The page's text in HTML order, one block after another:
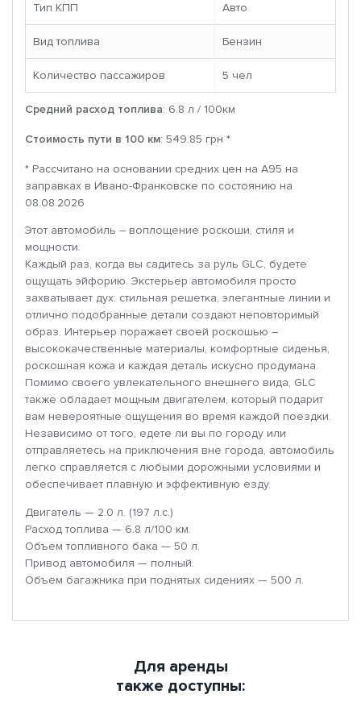
Тип КПП Авто
Вид топлива Бензин
Количество пассажиров 5 чел
Средний расход топлива: 6.8 л / 100км
Стоимость пути в 100 км: 549.85 грн *
* Рассчитано на основании средних цен на A95 на
заправках в Ивано-Франковске по состоянию на
08.08.2026
Этот автомобиль – воплощение роскоши, стиля и
мощности.
Каждый раз, когда вы садитесь за руль GLC, будете
ощущать эйфорию. Экстерьер автомобиля просто
захватывает дух: стильная решетка, элегантные линии и
отлично подобранные детали создают неповторимый
образ. Интерьер поражает своей роскошью –
высококачественные материалы, комфортные сиденья,
роскошная кожа и каждая деталь искусно продумана.
Помимо своего увлекательного внешнего вида, GLC
также обладает мощным двигателем, который подарит
вам невероятные ощущения во время каждой поездки.
Независимо от того, едете ли вы по городу или
отправляетесь на приключения вне города, автомобиль
легко справляется с любыми дорожными условиями и
обеспечивает плавную и эффективную езду.
Двигатель — 2.0 л. (197 л.с.)
Расход топлива — 6.8 л/100 км.
Объем топливного бака — 50 л.
Привод автомобиля — полный.
Объем багажника при поднятых сидениях — 500 л.
Для аренды
также доступны: